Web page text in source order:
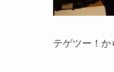
テゲツー！か